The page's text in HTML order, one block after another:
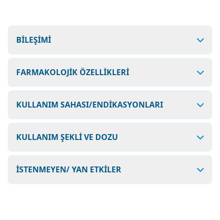
BİLEŞİMİ
FARMAKOLOJİK ÖZELLİKLERİ
KULLANIM SAHASI/ENDİKASYONLARI
KULLANIM ŞEKLİ VE DOZU
İSTENMEYEN/ YAN ETKİLER